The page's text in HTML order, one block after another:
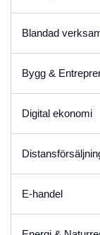
Blandad
Bygg &
Digital ekonomi
E-handel